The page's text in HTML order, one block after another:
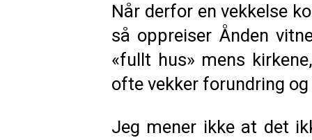
Når derfor en vekkelse
så oppreiser Ånden
«fullt hus» mens
ofte vekker forundring
Jeg mener ikke at det